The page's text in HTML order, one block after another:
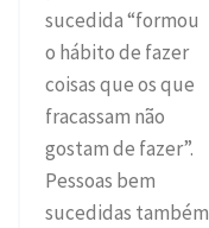
sucedida “formou
o hábito de fazer
coisas que os que
fracassam não
gostam de fazer”.
Pessoas bem
sucedidas também